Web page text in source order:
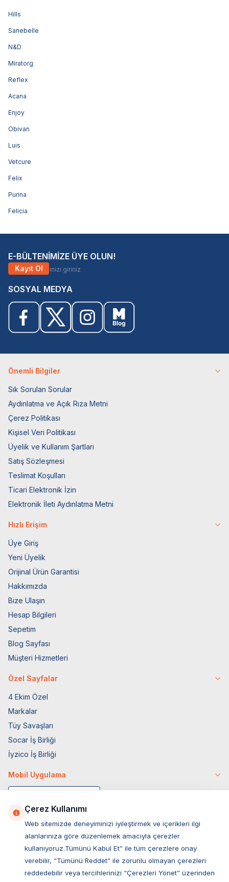
Hills
Sanebelle
N&D
Miratorg
Reflex
Acana
Enjoy
Obivan
Luis
Vetcure
Felix
Purina
Felicia
E-BÜLTENİMİZE ÜYE OLUN!
Kayıt Ol
SOSYAL MEDYA
Önemli Bilgiler
Sık Sorulan Sorular
Aydınlatma ve Açık Rıza Metni
Çerez Politikası
Kişisel Veri Politikası
Üyelik ve Kullanım Şartları
Satış Sözleşmesi
Teslimat Koşulları
Ticari Elektronik İzin
Elektronik İleti Aydınlatma Metni
Hızlı Erişim
Üye Giriş
Yeni Üyelik
Orijinal Ürün Garantisi
Hakkımızda
Bize Ulaşın
Hesap Bilgileri
Sepetim
Blog Sayfası
Müşteri Hizmetleri
Özel Sayfalar
4 Ekim Özel
Markalar
Tüy Savaşları
Socar İş Birliği
İyzico İş Birliği
Mobil Uygulama
Çerez Kullanımı
Web sitemizde deneyiminizi iyileştirmek ve içerikleri ilgi
alanlarınıza göre düzenlemek amacıyla çerezler
kullanıyoruz.Tümünü Kabul Et” ile tüm çerezlere onay
verebilir, “Tümünü Reddet” ile zorunlu olmayan çerezleri
reddedebilir veya tercihlerinizi “Çerezleri Yönet” üzerinden